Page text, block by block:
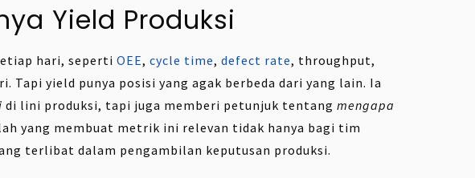
Yield Produksi
hari, sepertiOEE,cycle time,defect rate, throughput,
Tapi yield punya posisi yang agak berbeda dari yang lain. Ia
di lini produksi, tapi juga memberi petunjuk tentangmengapa
yang membuat metrik ini relevan tidak hanya bagi tim
terlibat dalam pengambilan keputusan produksi.